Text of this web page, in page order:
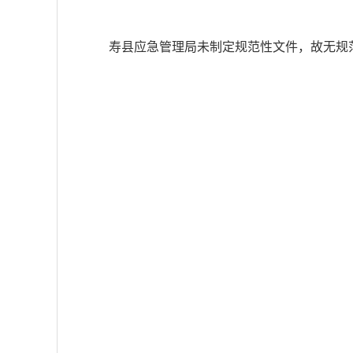
寿县应急管理局未制定规范性文件，故无规